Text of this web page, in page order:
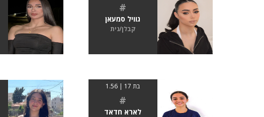
#
גוויל סמעאן
קבלן/נית
בת 17 | 1.56
#
לארא חדאד